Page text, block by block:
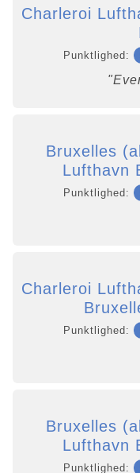
Charleroi
Punktlighed:
Bruxelles
Lufthavn
Punktlighed:
Charleroi
Punktlighed:
Bruxelles
Lufthavn
Punktlighed: